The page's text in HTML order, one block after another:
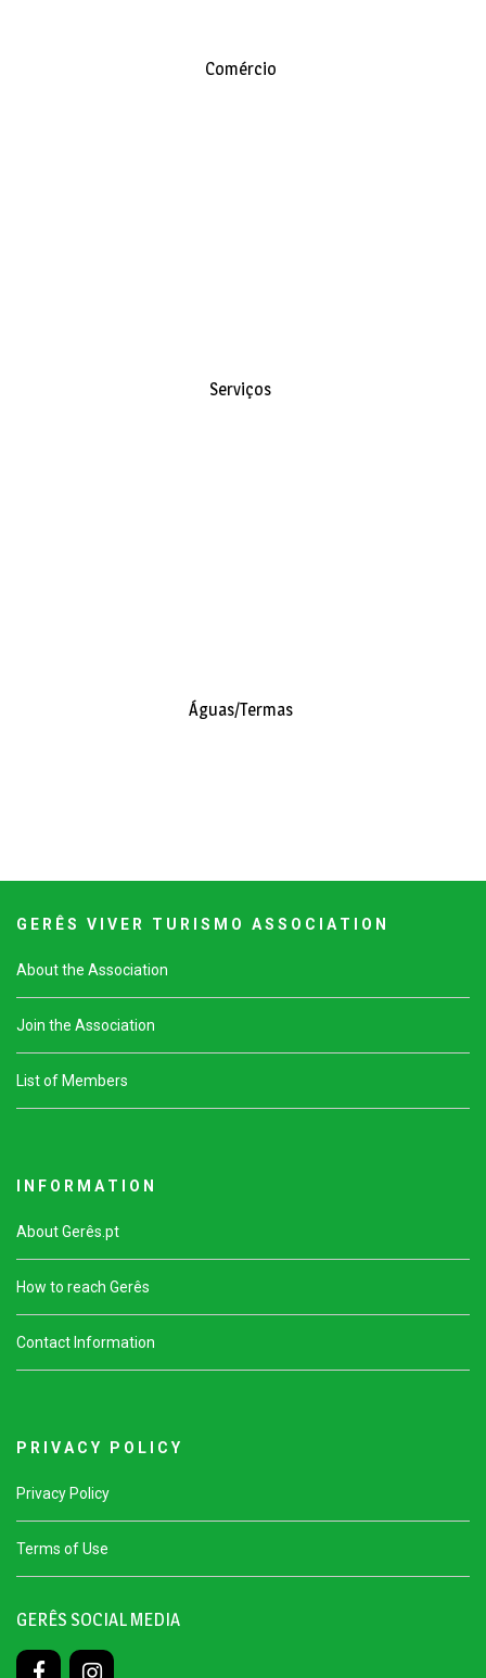
Comércio
Serviços
Águas/Termas
G E R Ê S V I V E R T U R I S M O A S S O C I A T I O N
About the Association
Join the Association
List of Members
I N F O R M A T I O N
About Gerês.pt
How to reach Gerês
Contact Information
P R I V A C Y P O L I C Y
Privacy Policy
Terms of Use
GERÊS SOCIAL MEDIA